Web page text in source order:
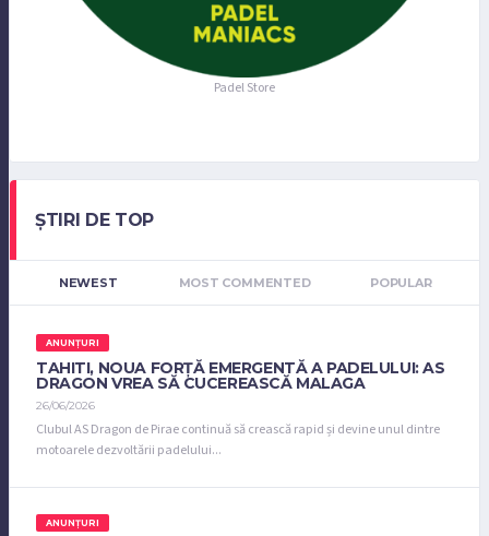
Padel Store
ȘTIRI DE TOP
NEWEST MOST COMMENTED POPULAR
ANUNȚURI
TAHITI, NOUA FORȚĂ EMERGENTĂ A PADELULUI: AS
DRAGON VREA SĂ CUCEREASCĂ MALAGA
26/06/2026
Clubul AS Dragon de Pirae continuă să crească rapid și devine unul dintre
motoarele dezvoltării padelului...
ANUNȚURI